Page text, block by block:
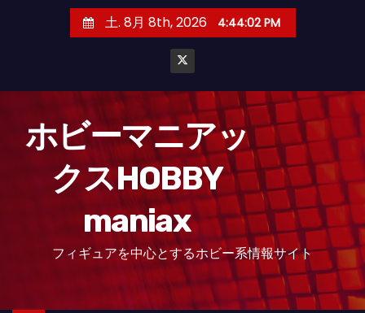
土. 8月 8th, 2026 4:44:03 PM
ホビーマニアッ
クスHOBBY
maniax
フィギュアを中心とするホビー系情報サイト